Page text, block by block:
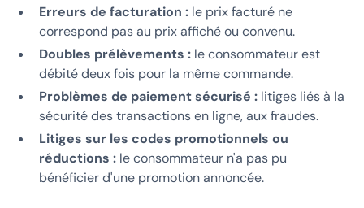
Erreurs de facturation : le prix facturé ne
correspond pas au prix affiché ou convenu.
Doubles prélèvements : le consommateur est
débité deux fois pour la même commande.
Problèmes de paiement sécurisé : litiges liés à la
sécurité des transactions en ligne, aux fraudes.
Litiges sur les codes promotionnels ou
réductions : le consommateur n'a pas pu
bénéficier d'une promotion annoncée.